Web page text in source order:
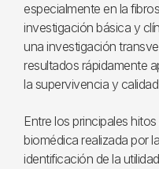
especialmente en la
investigación básica y
una investigación
resultados rápidamente
la supervivencia y
Entre los principales
biomédica realizada por
identificación de la